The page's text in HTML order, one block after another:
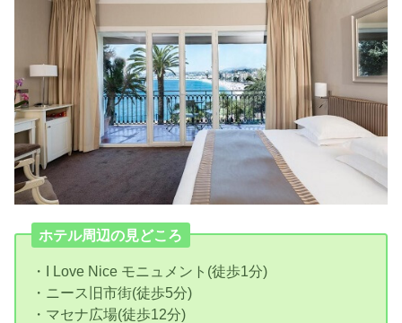
ホテル周辺の見どころ
・I Love Nice モニュメント(徒歩1分)
・ニース旧市街(徒歩5分)
・マセナ広場(徒歩12分)